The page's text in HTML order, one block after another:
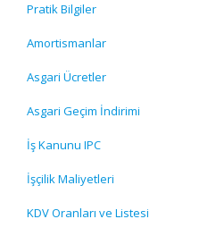
Pratik Bilgiler
Amortismanlar
Asgari Ücretler
Asgari Geçim İndirimi
İş Kanunu IPC
İşçilik Maliyetleri
KDV Oranları ve Listesi